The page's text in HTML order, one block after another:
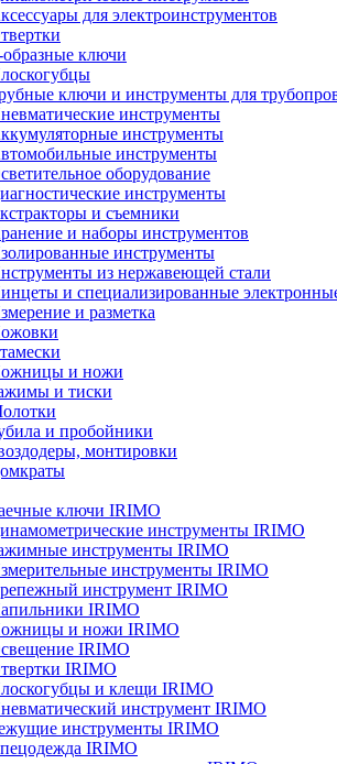
для электроинструментов
ключи
ключи и инструменты для
инструменты
инструменты
инструменты
оборудование
инструменты
и съемники
и наборы инструментов
инструменты
из нержавеющей стали
и специализированные
и разметка
и ножи
и тиски
и пробойники
монтировки
ключи IRIMO
инструменты IRIMO
инструменты IRIMO
инструменты IRIMO
инструмент IRIMO
IRIMO
и ножи IRIMO
IRIMO
IRIMO
и клещи IRIMO
инструмент IRIMO
инструменты IRIMO
IRIMO